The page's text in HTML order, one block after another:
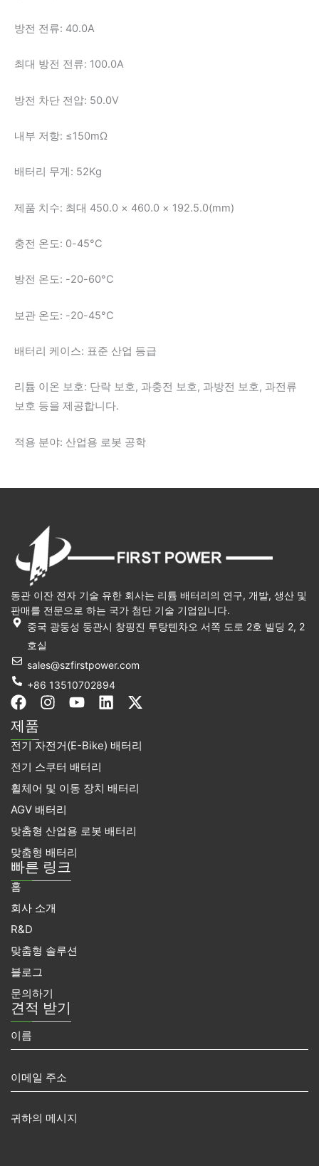
방전 전류: 40.0A
최대 방전 전류: 100.0A
방전 차단 전압: 50.0V
내부 저항: ≤150mΩ
배터리 무게: 52Kg
제품 치수: 최대 450.0 × 460.0 × 192.5.0(mm)
충전 온도: 0-45°C
방전 온도: -20-60°C
보관 온도: -20-45°C
배터리 케이스: 표준 산업 등급
리튬 이온 보호: 단락 보호, 과충전 보호, 과방전 보호, 과전류
보호 등을 제공합니다.
적용 분야: 산업용 로봇 공학
동관 이잔 전자 기술 유한 회사는 리튬 배터리의 연구, 개발, 생산 및
판매를 전문으로 하는 국가 첨단 기술 기업입니다.
중국 광둥성 둥관시 창핑진 투탕톈차오 서쪽 도로 2호 빌딩 2, 2
호실
sales@szfirstpower.com
+86 13510702894
F
a
c
e
b
o
o
k
인
그
램
유
링
인
X
위
제품
전기 자전거(E-Bike) 배터리
전기 스쿠터 배터리
휠체어 및 이동 장치 배터리
AGV 배터리
맞춤형 산업용 로봇 배터리
맞춤형 배터리
빠른 링크
홈
회사 소개
R&D
맞춤형 솔루션
블로그
문의하기
견적 받기